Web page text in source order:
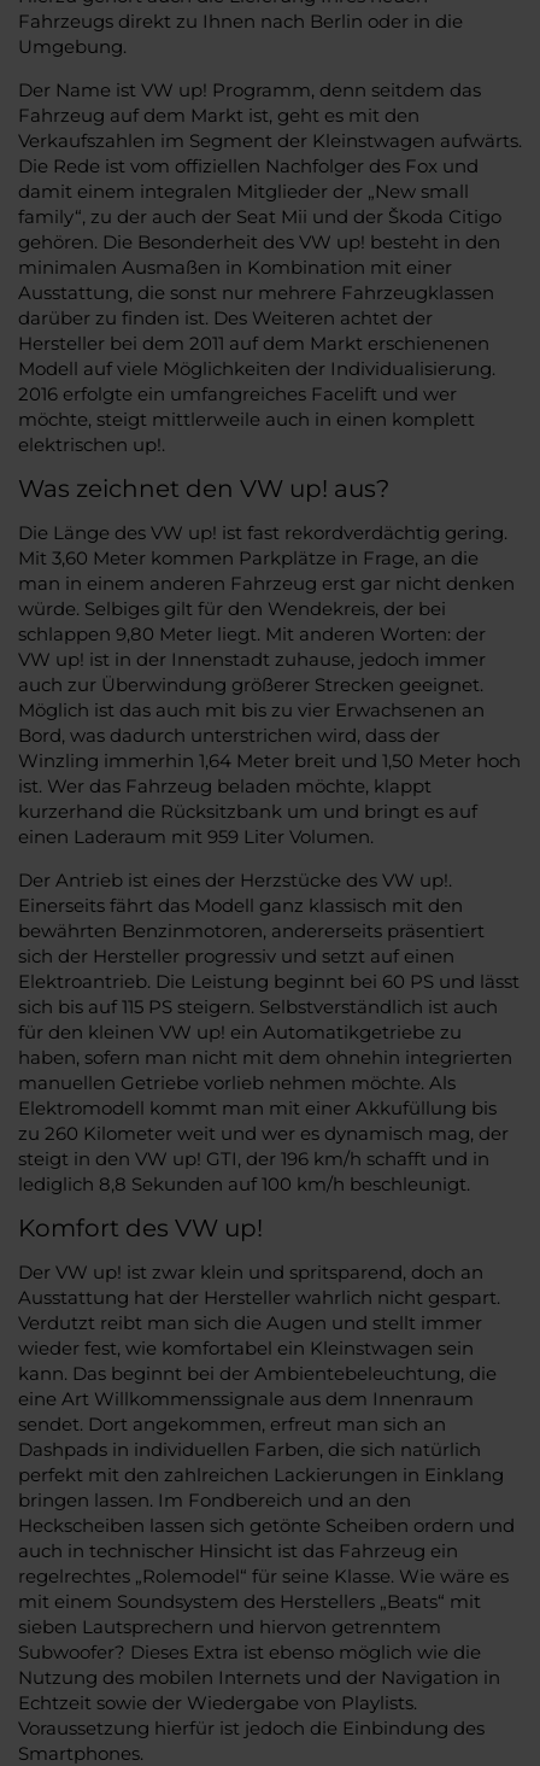
Fahrzeugs direkt zu Ihnen nach Berlin oder in die
Umgebung.
Der Name ist VW up! Programm, denn seitdem das
Fahrzeug auf dem Markt ist, geht es mit den
Verkaufszahlen im Segment der Kleinstwagen aufwärts.
Die Rede ist vom offiziellen Nachfolger des Fox und
damit einem integralen Mitglieder der „New small
family“, zu der auch der Seat Mii und der Škoda Citigo
gehören. Die Besonderheit des VW up! besteht in den
minimalen Ausmaßen in Kombination mit einer
Ausstattung, die sonst nur mehrere Fahrzeugklassen
darüber zu finden ist. Des Weiteren achtet der
Hersteller bei dem 2011 auf dem Markt erschienenen
Modell auf viele Möglichkeiten der Individualisierung.
2016 erfolgte ein umfangreiches Facelift und wer
möchte, steigt mittlerweile auch in einen komplett
elektrischen up!.
Was zeichnet den VW up! aus?
Die Länge des VW up! ist fast rekordverdächtig gering.
Mit 3,60 Meter kommen Parkplätze in Frage, an die
man in einem anderen Fahrzeug erst gar nicht denken
würde. Selbiges gilt für den Wendekreis, der bei
schlappen 9,80 Meter liegt. Mit anderen Worten: der
VW up! ist in der Innenstadt zuhause, jedoch immer
auch zur Überwindung größerer Strecken geeignet.
Möglich ist das auch mit bis zu vier Erwachsenen an
Bord, was dadurch unterstrichen wird, dass der
Winzling immerhin 1,64 Meter breit und 1,50 Meter hoch
ist. Wer das Fahrzeug beladen möchte, klappt
kurzerhand die Rücksitzbank um und bringt es auf
einen Laderaum mit 959 Liter Volumen.
Der Antrieb ist eines der Herzstücke des VW up!.
Einerseits fährt das Modell ganz klassisch mit den
bewährten Benzinmotoren, andererseits präsentiert
sich der Hersteller progressiv und setzt auf einen
Elektroantrieb. Die Leistung beginnt bei 60 PS und lässt
sich bis auf 115 PS steigern. Selbstverständlich ist auch
für den kleinen VW up! ein Automatikgetriebe zu
haben, sofern man nicht mit dem ohnehin integrierten
manuellen Getriebe vorlieb nehmen möchte. Als
Elektromodell kommt man mit einer Akkufüllung bis
zu 260 Kilometer weit und wer es dynamisch mag, der
steigt in den VW up! GTI, der 196 km/h schafft und in
lediglich 8,8 Sekunden auf 100 km/h beschleunigt.
Komfort des VW up!
Der VW up! ist zwar klein und spritsparend, doch an
Ausstattung hat der Hersteller wahrlich nicht gespart.
Verdutzt reibt man sich die Augen und stellt immer
wieder fest, wie komfortabel ein Kleinstwagen sein
kann. Das beginnt bei der Ambientebeleuchtung, die
eine Art Willkommenssignale aus dem Innenraum
sendet. Dort angekommen, erfreut man sich an
Dashpads in individuellen Farben, die sich natürlich
perfekt mit den zahlreichen Lackierungen in Einklang
bringen lassen. Im Fondbereich und an den
Heckscheiben lassen sich getönte Scheiben ordern und
auch in technischer Hinsicht ist das Fahrzeug ein
regelrechtes „Rolemodel“ für seine Klasse. Wie wäre es
mit einem Soundsystem des Herstellers „Beats“ mit
sieben Lautsprechern und hiervon getrenntem
Subwoofer? Dieses Extra ist ebenso möglich wie die
Nutzung des mobilen Internets und der Navigation in
Echtzeit sowie der Wiedergabe von Playlists.
Voraussetzung hierfür ist jedoch die Einbindung des
Smartphones.